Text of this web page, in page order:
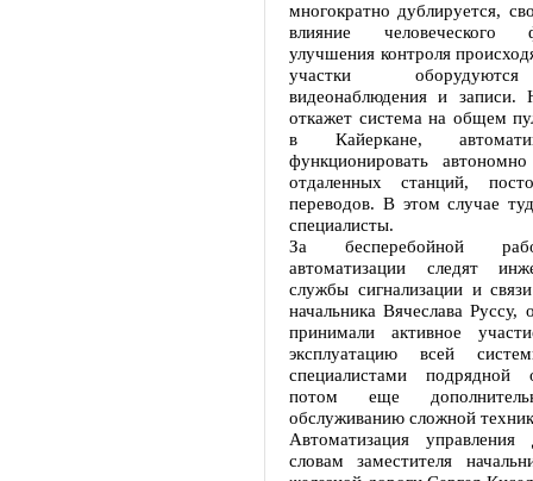
многократно дублируется,
влияние человеческого
улучшения контроля
участки
видеонаблюдения и записи.
откажет система на общем
в Кайеркане,
функционировать
отдаленных станций,
переводов. В этом случае
специалисты.
За бесперебойной
автоматизации следят
службы сигнализации и
начальника Вячеслава Руссу,
принимали активное
эксплуатацию всей
специалистами подрядной
потом еще
обслуживанию сложной
Автоматизация
словам заместителя